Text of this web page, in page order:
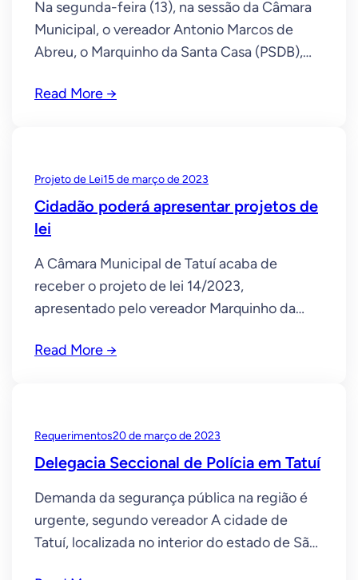
Na segunda-feira (13), na sessão da Câmara
Municipal, o vereador Antonio Marcos de
Abreu, o Marquinho da Santa Casa (PSDB),
Estado de São Paulo, Tarcísio de Freitas, para
Read More →
Projeto de Lei15 de março de 2023
Cidadão poderá apresentar projetos de
lei
A Câmara Municipal de Tatuí acaba de
receber o projeto de lei 14/2023,
apresentado pelo vereador Marquinho da
Legislativas. LEIA MAIS:Câmara devolve mais
para entidades tatuianas.Novo
Read More →
Requerimentos20 de março de 2023
Delegacia Seccional de Polícia em Tatuí
Demanda da segurança pública na região é
urgente, segundo vereador A cidade de
Tatuí, localizada no interior do estado de São